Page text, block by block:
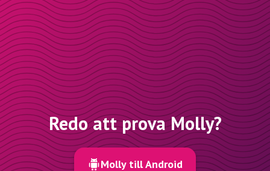
Redo att prova Molly?
Molly till Android